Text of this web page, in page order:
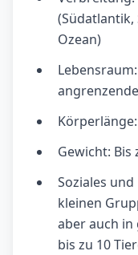
Ozean)
Gewicht: Bis
Soziales
kleinen
aber auch
bis zu 10